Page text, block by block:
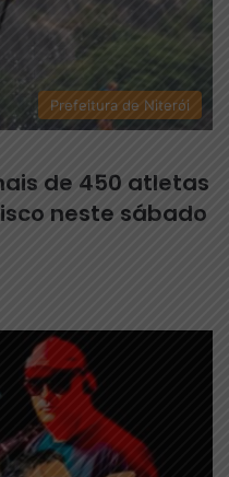
Prefeitura de Niterói
de 450 atletas
neste sábado